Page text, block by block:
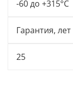
-60 до +315°C
Гарантия, лет
25